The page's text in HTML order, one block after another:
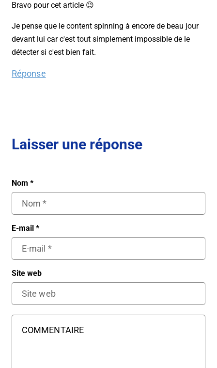
Bravo pour cet article 😉
Je pense que le content spinning à encore de beau jour
devant lui car c'est tout simplement impossible de le
détecter si c'est bien fait.
Réponse
Laisser une réponse
Nom *
E-mail *
Site web